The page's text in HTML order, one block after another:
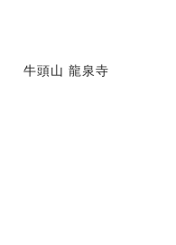
牛頭山 龍泉寺